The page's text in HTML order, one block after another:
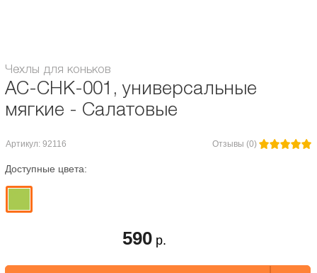
Чехлы для коньков
AC-CHK-001, универсальные
мягкие - Салатовые
Артикул: 92116 Отзывы (0)
Доступные цвета:
590 р.